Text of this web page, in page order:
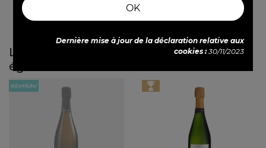
Les clients qui ont acheté ce produit ont
également acheté...
OK
Dernière mise à jour de la déclaration relative aux
cookies :30/11/2023